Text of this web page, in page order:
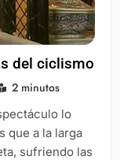
del ciclismo
2 minutos
lo
que a la larga
sufriendo las